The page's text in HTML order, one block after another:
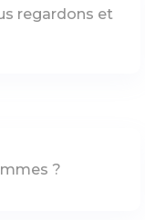
regardons et
?